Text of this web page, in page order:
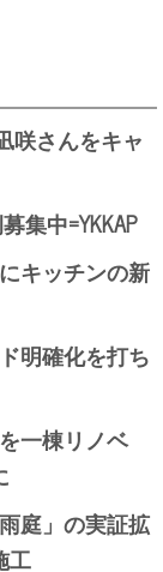
咲さんをキャ
集中=YKKAP
キッチンの新
明確化を打ち
一棟リノベ
庭」の実証拡
工